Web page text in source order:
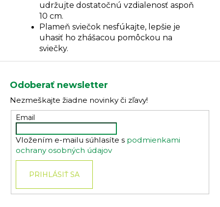
udržujte dostatočnú vzdialenosť aspoň
10 cm.
Plameň sviečok nesfúkajte, lepšie je
uhasiť ho zhášacou pomôckou na
sviečky.
Odoberať newsletter
Nezmeškajte žiadne novinky či zľavy!
Email
Vložením e-mailu súhlasíte s podmienkami
ochrany osobných údajov
PRIHLÁSIŤ SA